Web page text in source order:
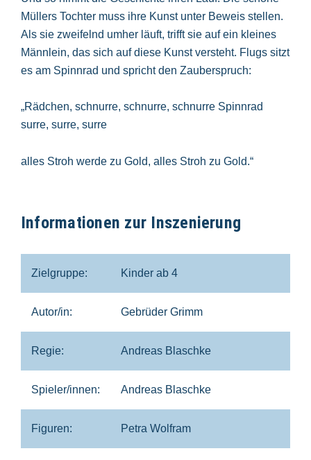
Müllers Tochter muss ihre Kunst unter Beweis stellen.
Als sie zweifelnd umher läuft, trifft sie auf ein kleines
Männlein, das sich auf diese Kunst versteht. Flugs sitzt
es am Spinnrad und spricht den Zauberspruch:
„Rädchen, schnurre, schnurre, schnurre Spinnrad
surre, surre, surre
alles Stroh werde zu Gold, alles Stroh zu Gold.“
Informationen zur Inszenierung
Zielgruppe: Kinder ab 4
Autor/in: Gebrüder Grimm
Regie: Andreas Blaschke
Spieler/innen: Andreas Blaschke
Figuren: Petra Wolfram